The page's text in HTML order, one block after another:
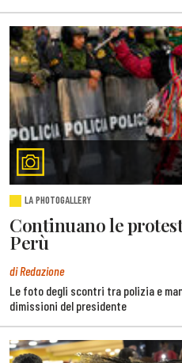
LA PHOTOGALLERY
Continuano le
Perù
di Redazione
Le foto degli scontri tra polizia e
dimissioni del presidente